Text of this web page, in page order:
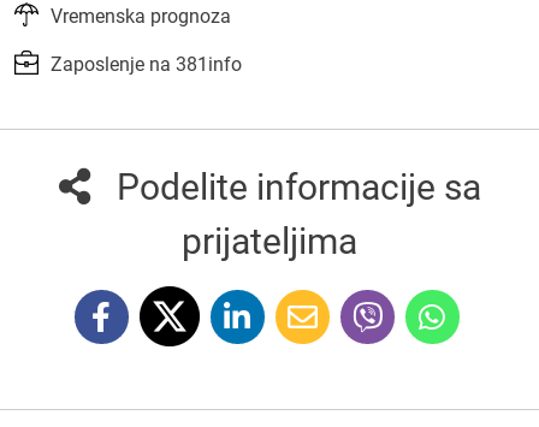
Vremenska prognoza
Zaposlenje na 381info
Podelite informacije sa
prijateljima